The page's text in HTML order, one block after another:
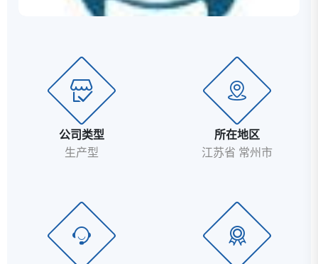
公司类型
生产型
所在地区
江苏省 常州市